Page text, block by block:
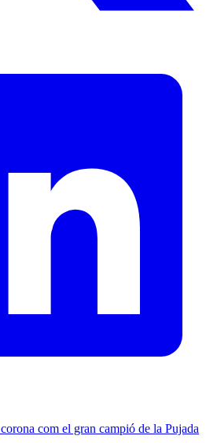
com el gran campió de la Pujada